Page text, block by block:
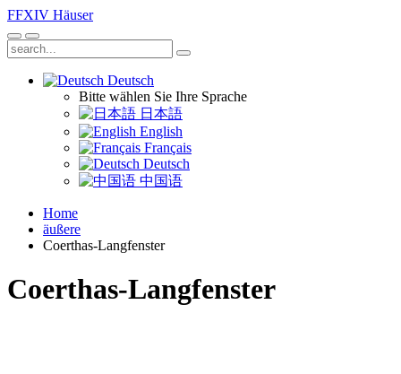
FFXIV Häuser
Deutsch
Bitte wählen Sie Ihre Sprache
日本語
English
Français
Deutsch
中国语
Home
äußere
Coerthas-Langfenster
Coerthas-Langfenster